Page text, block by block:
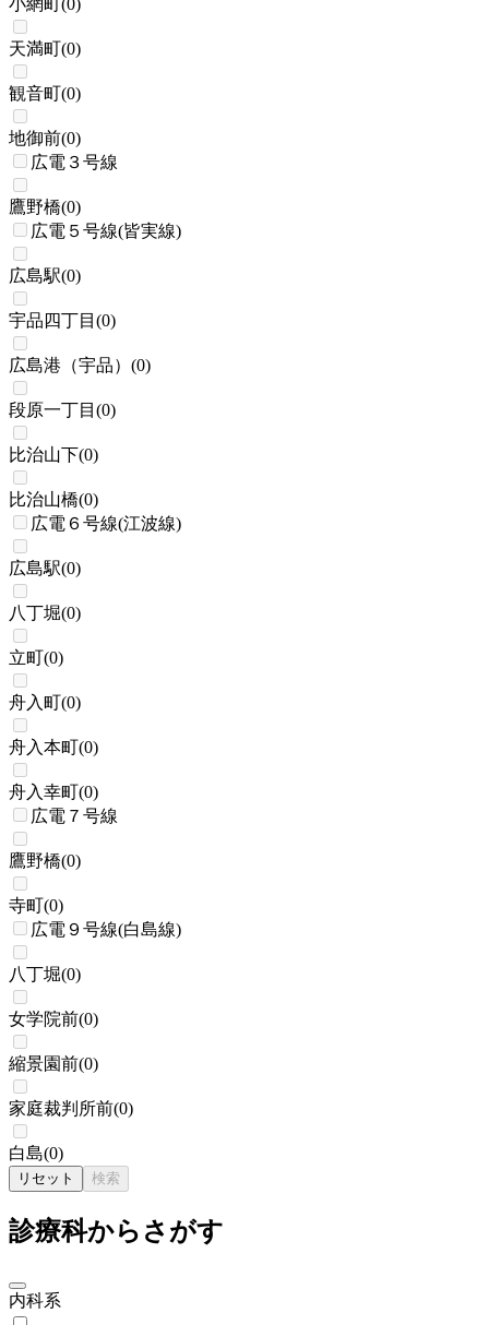
小網町 (0)
天満町(0)
観音町(0)
地御前(0)
広電３号線
鷹野橋(0)
広電５号線(皆実線)
広島駅(0)
宇品四丁目 (0)
広島港（宇品） (0)
段原一丁目 (0)
比治山下(0)
比治山橋(0)
広電６号線(江波線)
広島駅(0)
八丁堀(0)
立町(0)
舟入町(0)
舟入本町(0)
舟入幸町(0)
広電７号線
鷹野橋(0)
寺町(0)
広電９号線(白島線)
八丁堀(0)
女学院前(0)
縮景園前(0)
家庭裁判所前(0)
白島(0)
リセット 検索
診療科からさがす
内科系